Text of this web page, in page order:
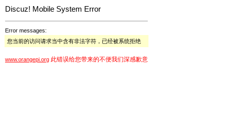
Discuz! Mobile System Error
Error messages:
您当前的访问请求当中含有非法字符，已经被系统拒绝
www.orangepi.org 此错误给您带来的不便我们深感歉意